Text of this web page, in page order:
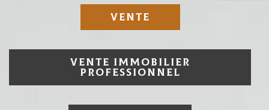
VENTE
VENTE IMMOBILIER
PROFESSIONNEL